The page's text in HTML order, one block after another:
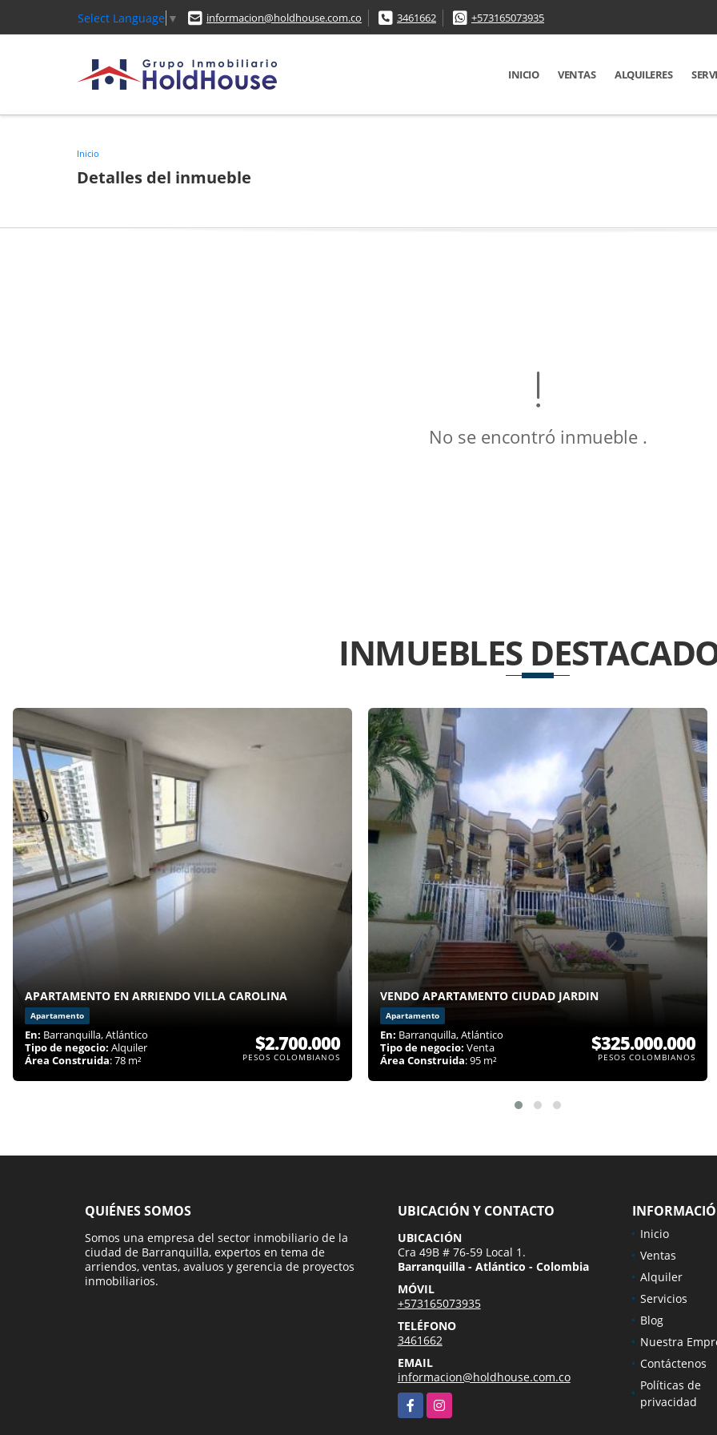
Select Language ▼ informacion@holdhouse.com.co 3461662 +573165073935
INICIO VENTAS ALQUILERES
Inicio
Detalles del inmueble
No se encontró inmueble .
INMUEBLES
APARTAMENTO EN ARRIENDO VILLA CAROLINA
Apartamento
En: Barranquilla, Atlántico
Tipo de negocio: Alquiler
Área Construida: 78 m²
$2.700.000
PESOS COLOMBIANOS
VENDO APARTAMENTO CIUDAD JARDIN
Apartamento
En: Barranquilla, Atlántico
Tipo de negocio: Venta
Área Construida: 95 m²
$325.000.000
PESOS COLOMBIANOS
QUIÉNES SOMOS
Somos una empresa del sector inmobiliario de la
ciudad de Barranquilla, expertos en tema de
arriendos, ventas, avaluos y gerencia de proyectos
inmobiliarios.
UBICACIÓN Y CONTACTO
UBICACIÓN
Cra 49B # 76-59 Local 1.
Barranquilla - Atlántico - Colombia
MÓVIL
+573165073935
TELÉFONO
3461662
EMAIL
informacion@holdhouse.com.co
FacebookInstagram
Inicio
Ventas
Alquiler
Servicios
Blog
Nuestra
Contáctenos
Políticas de
privacidad